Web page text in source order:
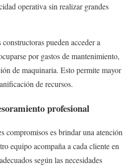
operativa sin realizar grandes
pueden acceder a
por gastos de mantenimiento,
de maquinaria. Esto permite mayor
de recursos.
profesional
compromisos es brindar una atención
equipo acompaña a cada cliente en
según las necesidades